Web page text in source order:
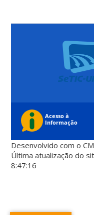
Desenvolvido com o
Última atualização do
8:47:16